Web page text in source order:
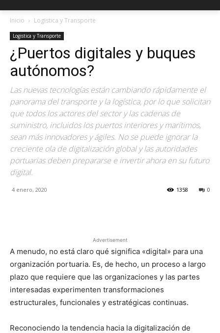
Inicio Logistica y Transporte
Logistica y Transporte
¿Puertos digitales y buques
autónomos?
Las nuevas tecnologías están cambiando rápidamente el
panorama del transporte y la logística, por lo que solicitan
que todos los actores del sector y las cadenas de
suministro, incluidos los puertos interiores y marítimos,
sean más innovadores y ágiles. No se puede ignorar la
creciente ola de digitalización global y las autoridades
portuarias deben prepararse e invertir ahora en su futuro
digital.
4 enero, 2020 0
1358
Advertisement
A menudo, no está claro qué significa «digital» para una
organización portuaria. Es, de hecho, un proceso a largo
plazo que requiere que las organizaciones y las partes
interesadas experimenten transformaciones
estructurales, funcionales y estratégicas continuas.
Reconociendo la tendencia hacia la digitalización de